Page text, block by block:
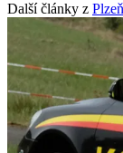
Další články z